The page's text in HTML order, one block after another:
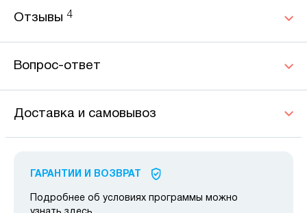
Отзывы 4
Вопрос-ответ
Доставка и самовывоз
ГАРАНТИИ И ВОЗВРАТ
Подробнее об условиях программы можно